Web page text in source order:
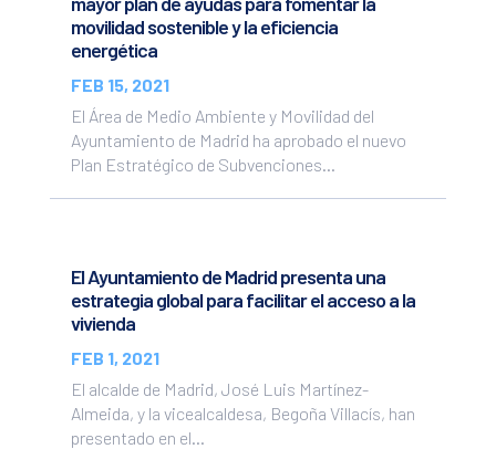
movilidad sostenible y la eficiencia
energética
FEB 15, 2021
El Área de Medio Ambiente y Movilidad del
Ayuntamiento de Madrid ha aprobado el nuevo
Plan Estratégico de Subvenciones...
El Ayuntamiento de Madrid presenta una
estrategia global para facilitar el acceso a la
vivienda
FEB 1, 2021
El alcalde de Madrid, José Luis Martínez-
Almeida, y la vicealcaldesa, Begoña Villacís, han
presentado en el...